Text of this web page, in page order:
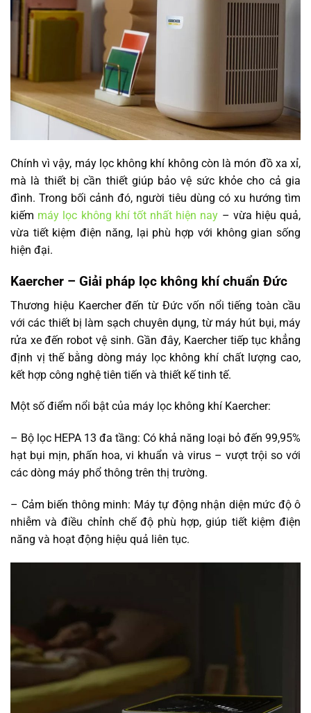
Chính vì vậy, máy lọc không khí không còn là món đồ xa xỉ,
mà là thiết bị cần thiết giúp bảo vệ sức khỏe cho cả gia
đình. Trong bối cảnh đó, người tiêu dùng có xu hướng tìm
kiếm máy lọc không khí tốt nhất hiện nay – vừa hiệu quả,
vừa tiết kiệm điện năng, lại phù hợp với không gian sống
hiện đại.
Kaercher – Giải pháp lọc không khí chuẩn Đức
Thương hiệu Kaercher đến từ Đức vốn nổi tiếng toàn cầu
với các thiết bị làm sạch chuyên dụng, từ máy hút bụi, máy
rửa xe đến robot vệ sinh. Gần đây, Kaercher tiếp tục khẳng
định vị thế bằng dòng máy lọc không khí chất lượng cao,
kết hợp công nghệ tiên tiến và thiết kế tinh tế.
Một số điểm nổi bật của máy lọc không khí Kaercher:
– Bộ lọc HEPA 13 đa tầng: Có khả năng loại bỏ đến 99,95%
hạt bụi mịn, phấn hoa, vi khuẩn và virus – vượt trội so với
các dòng máy phổ thông trên thị trường.
– Cảm biến thông minh: Máy tự động nhận diện mức độ ô
nhiễm và điều chỉnh chế độ phù hợp, giúp tiết kiệm điện
năng và hoạt động hiệu quả liên tục.